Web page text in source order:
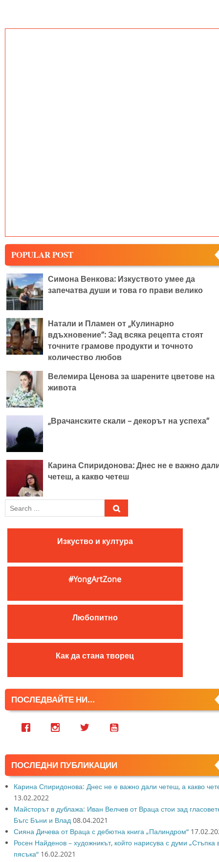
POPULAR POST
Симона Венкова: Изкуството умее да
запечатва души и това го прави велико
Натали и Пламен от „Кулинарно
вдъхновение“: Зад всяка рецепта стоят
точните грамове продукти и точното
количество любов
Велемира Ценова за шарените цветове на
живота
„Врачанските скали – декорът на успеха“
Карина Спиридонова: Днес не е важно
четеш, а какво четеш
e
a
r
h
o
:
Изкуство и култура
#YongArtZone
Любопитно
Как да стана творец
ПОСЛЕДВАЙТЕ НИ...
ПОСЛЕДНИ ПУБЛИКАЦИИ
Карина Спиридонова: Днес не е важно дали четеш, а какво
13.02.2022
Майсторът в дублажа: Иван Велчев от Враца стои зад
Бъгс Бъни и Влад 08.04.2021
Сияна Дичева от Враца с дебютна книга „Палиндром“
Росен Найденов – художникът, който нарисува с думи „Стъпка
пясъка“ 16.02.2021